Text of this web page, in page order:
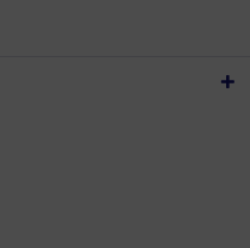
aktiv abfragen